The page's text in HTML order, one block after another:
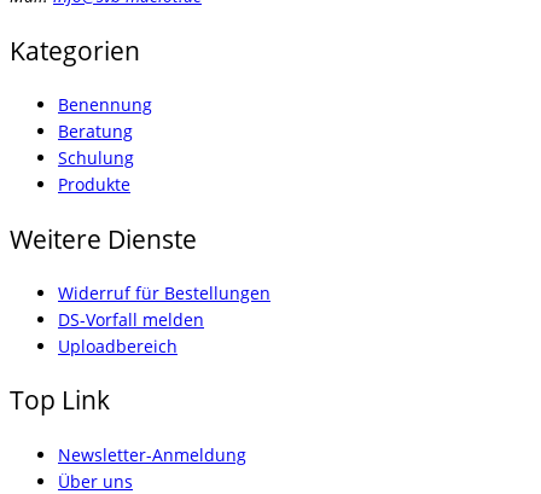
Kategorien
Benennung
Beratung
Schulung
Produkte
Weitere Dienste
Widerruf für Bestellungen
DS-Vorfall melden
Uploadbereich
Top Link
Newsletter-Anmeldung
Über uns